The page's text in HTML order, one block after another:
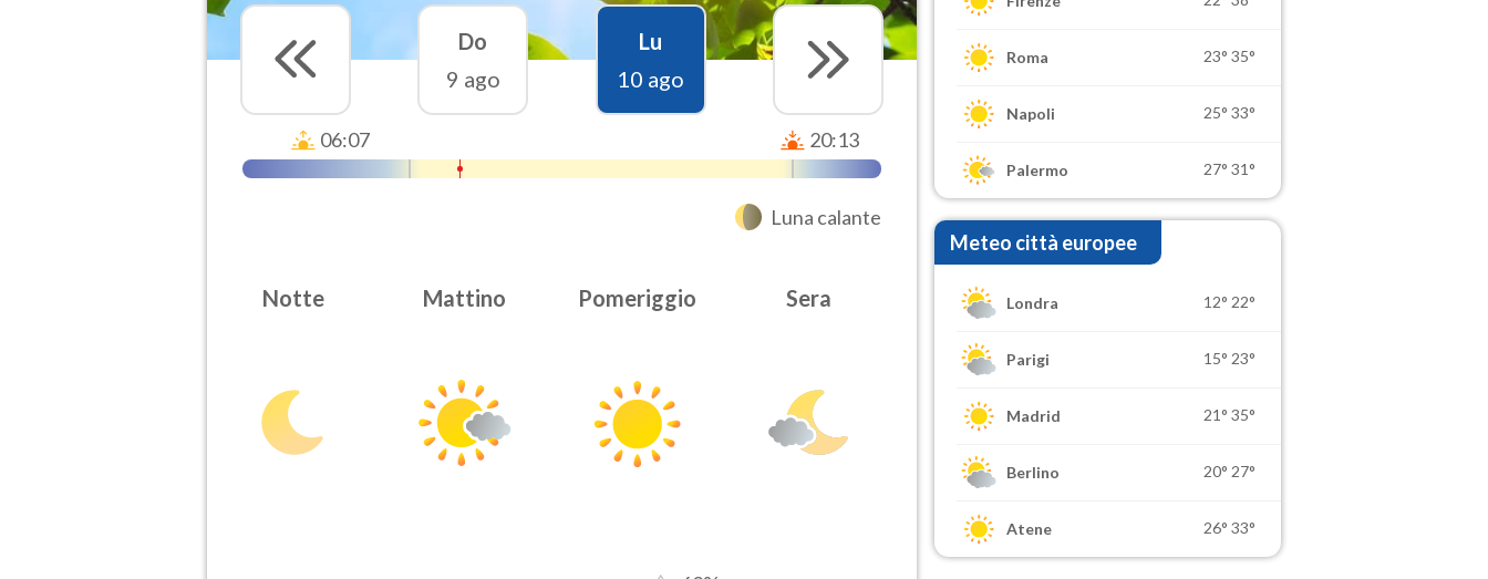
Do
9 ago
Lu
10 ago
06:07 20:13
Luna calante
Notte Mattino Pomeriggio Sera
Roma 23° 35°
Napoli 25° 33°
Palermo 27° 31°
Meteo città europee
Londra 12° 22°
Parigi 15° 23°
Madrid 21° 35°
Berlino 20° 27°
Atene 26° 33°